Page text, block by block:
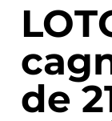
de